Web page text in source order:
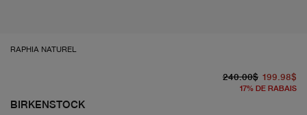
RAPHIA NATUREL
BIRKENSTOCK
240.00$ 199.98$
17% DE RABAIS
À